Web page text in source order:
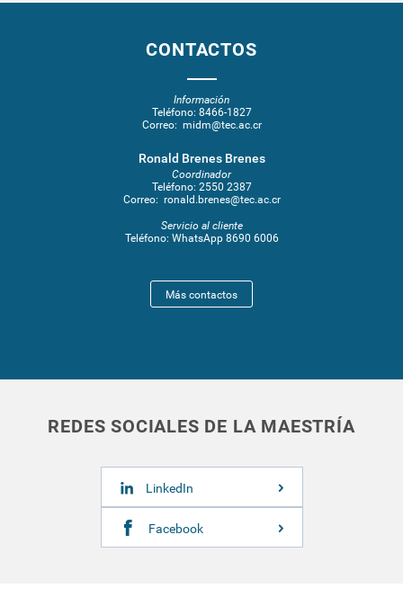
CONTACTOS
Información
Teléfono: 8466-1827
Correo: midm@tec.ac.cr
Ronald Brenes Brenes
Coordinador
Teléfono: 2550 2387
Correo: ronald.brenes@tec.ac.cr
Servicio al cliente
Teléfono: WhatsApp 8690 6006
Más contactos
REDES SOCIALES DE LA MAESTRÍA
LinkedIn
Facebook